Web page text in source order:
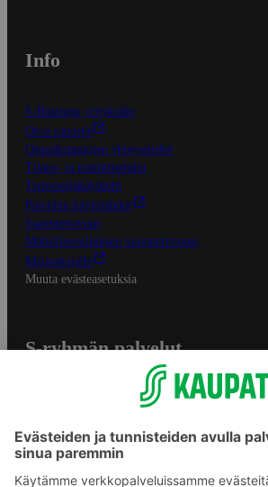
Info
S-Business yrityksille
Oiva-raportit
Osuuskauppojen yhteystiedot
Tilaus- ja toimitusehdot
Tietosuojakäytäntö
Palvelun käyttöehdot
Saavutettavuus
Mobiilisovelluksen saavutettavuus
Mainostajalle
Muuta evästeasetuksia
S-ryhmän palvelut
Yhteishyvä Ruoka -sovellus
S-ostoslista -sovellus
Prisma.fi